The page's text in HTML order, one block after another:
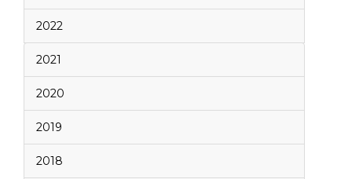
2022
2021
2020
2019
2018